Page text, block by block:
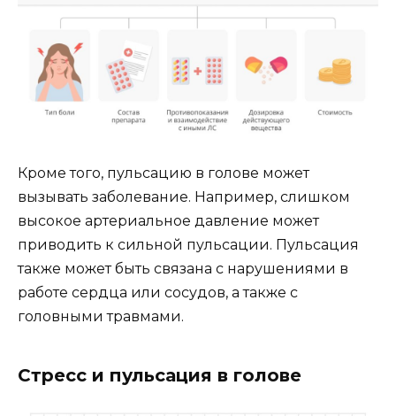
Кроме того, пульсацию в голове может
вызывать заболевание. Например, слишком
высокое артериальное давление может
приводить к сильной пульсации. Пульсация
также может быть связана с нарушениями в
работе сердца или сосудов, а также с
головными травмами.
Стресс и пульсация в голове